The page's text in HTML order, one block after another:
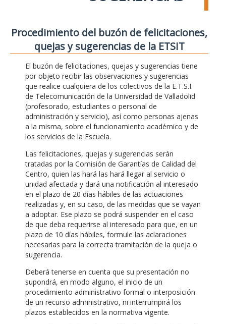
Procedimiento del buzón de felicitaciones,
quejas y sugerencias de la ETSIT
El buzón de felicitaciones, quejas y sugerencias tiene
por objeto recibir las observaciones y sugerencias
que realice cualquiera de los colectivos de la E.T.S.I.
de Telecomunicación de la Universidad de Valladolid
(profesorado, estudiantes o personal de
administración y servicio), así como personas ajenas
a la misma, sobre el funcionamiento académico y de
los servicios de la Escuela.
Las felicitaciones, quejas y sugerencias serán
tratadas por la Comisión de Garantías de Calidad del
Centro, quien las hará las hará llegar al servicio o
unidad afectada y dará una notificación al interesado
en el plazo de 20 días hábiles de las actuaciones
realizadas y, en su caso, de las medidas que se vayan
a adoptar. Ese plazo se podrá suspender en el caso
de que deba requerirse al interesado para que, en un
plazo de 10 días hábiles, formule las aclaraciones
necesarias para la correcta tramitación de la queja o
sugerencia.
Deberá tenerse en cuenta que su presentación no
supondrá, en modo alguno, el inicio de un
procedimiento administrativo formal o interposición
de un recurso administrativo, ni interrumpirá los
plazos establecidos en la normativa vigente.